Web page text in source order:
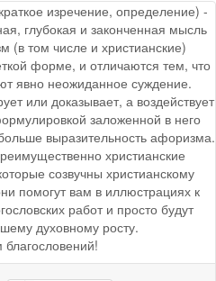
изречение, определение) -
глубокая и законченная мысль
том числе и христианские)
форме, и отличаются тем, что
явно неожиданное суждение.
или доказывает, а воздействует
заложенной в него
выразительность афоризма.
христианские
созвучны христианскому
помогут вам в иллюстрациях к
работ и просто будут
духовному росту.